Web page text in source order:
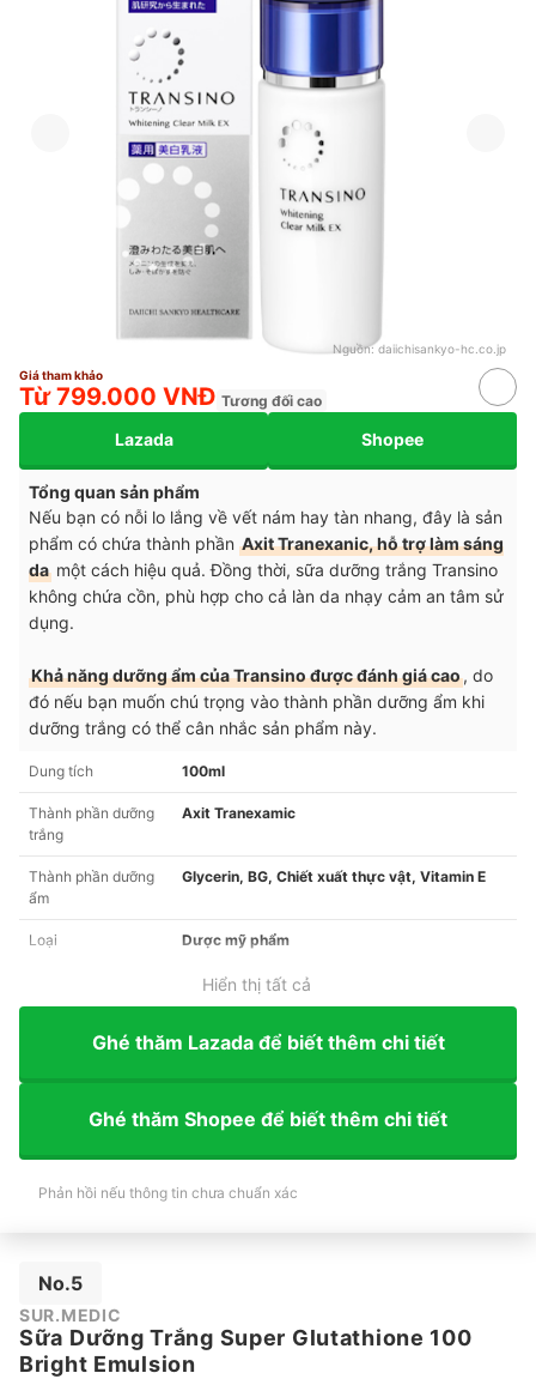
Nguồn: daiichisankyo-hc.co.jp
Giá tham khảo
Từ 799.000 VNĐ Tương đối cao
Lazada Shopee
Tổng quan sản phẩm
Nếu bạn có nỗi lo lắng về vết nám hay tàn nhang, đây là sản
phẩm có chứa thành phần Axit Tranexanic, hỗ trợ làm sáng
da một cách hiệu quả. Đồng thời, sữa dưỡng trắng Transino
không chứa cồn, phù hợp cho cả làn da nhạy cảm an tâm sử
dụng.
Khả năng dưỡng ẩm của Transino được đánh giá cao, do
đó nếu bạn muốn chú trọng vào thành phần dưỡng ẩm khi
dưỡng trắng có thể cân nhắc sản phẩm này.
Dung tích 100ml
Thành phần dưỡng
trắng
Axit Tranexamic
Thành phần dưỡng
ẩm
Glycerin, BG, Chiết xuất thực vật, Vitamin E
Loại Dược mỹ phẩm
Hiển thị tất cả
Ghé thăm Lazada để biết thêm chi tiết
Ghé thăm Shopee để biết thêm chi tiết
Phản hồi nếu thông tin chưa chuẩn xác
No.5
SUR.MEDIC
Sữa Dưỡng Trắng Super Glutathione 100
Bright Emulsion